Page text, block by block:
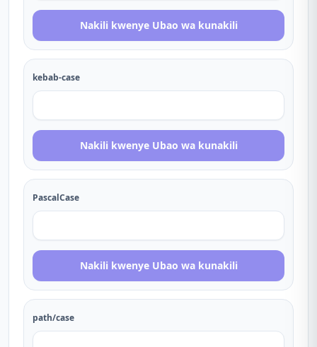
Nakili kwenye Ubao wa kunakili
kebab-case
Nakili kwenye Ubao wa kunakili
PascalCase
Nakili kwenye Ubao wa kunakili
path/case